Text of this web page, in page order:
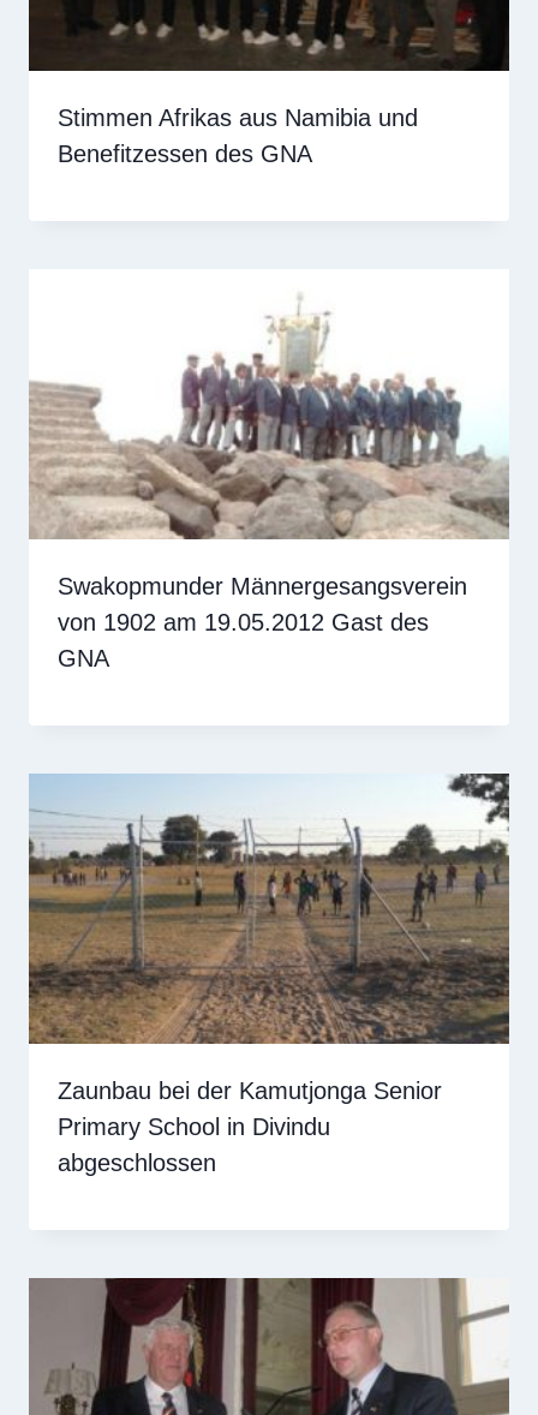
Stimmen Afrikas aus Namibia und
Benefitzessen des GNA
Swakopmunder Männergesangsverein
von 1902 am 19.05.2012 Gast des
GNA
Zaunbau bei der Kamutjonga Senior
Primary School in Divindu
abgeschlossen